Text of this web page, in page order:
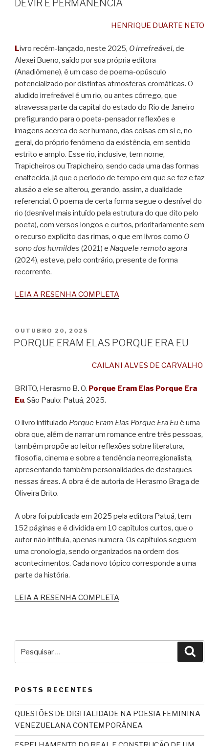
DEVIR E PERMANÊNCIA
HENRIQUE DUARTE NETO
Livro recém-lançado, neste 2025, O irrefreável, de
Alexei Bueno, saído por sua própria editora
(Anadiômene), é um caso de poema-opúsculo
potencializado por distintas atmosferas cromáticas. O
aludido irrefreável é um rio, ou antes córrego, que
atravessa parte da capital do estado do Rio de Janeiro
prefigurando para o poeta-pensador reflexões e
imagens acerca do ser humano, das coisas em si e, no
geral, do próprio fenômeno da existência, em sentido
estrito e amplo. Esse rio, inclusive, tem nome,
Trapicheiros ou Trapicheiro, sendo cada uma das formas
enaltecida, já que o período de tempo em que se fez e faz
alusão a ele se alterou, gerando, assim, a dualidade
referencial. O poema de certa forma segue o desnível do
rio (desnível mais intuído pela estrutura do que dito pelo
poeta), com versos longos e curtos, prioritariamente sem
o recurso explícito das rimas, o que em livros como O
sono dos humildes (2021) e Naquele remoto agora
(2024), esteve, pelo contrário, presente de forma
recorrente.
LEIA A RESENHA COMPLETA
PUBLICADO
EM
OUTUBRO 20, 2025
PORQUE ERAM ELAS PORQUE ERA EU
CAILANI ALVES DE CARVALHO
BRITO, Herasmo B. O. Porque Eram Elas Porque Era
Eu. São Paulo: Patuá, 2025.
O livro intitulado Porque Eram Elas Porque Era Eu é uma
obra que, além de narrar um romance entre três pessoas,
também propõe ao leitor reflexões sobre literatura,
filosofia, cinema e sobre a tendência neorregionalista,
apresentando também personalidades de destaques
nessas áreas. A obra é de autoria de Herasmo Braga de
Oliveira Brito.
A obra foi publicada em 2025 pela editora Patuá, tem
152 páginas e é dividida em 10 capítulos curtos, que o
autor não intitula, apenas numera. Os capítulos seguem
uma cronologia, sendo organizados na ordem dos
acontecimentos. Cada novo tópico corresponde a uma
parte da história.
LEIA A RESENHA COMPLETA
POSTS RECENTES
QUESTÕES DE DIGITALIDADE NA POESIA FEMININA
VENEZUELANA CONTEMPORÂNEA